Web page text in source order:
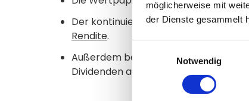
möglicherweise mit
der Dienste gesammelt
Notwendig
Der kontinuierliche Wertanstieg der
Rendite.
Außerdem bekommt jeder Aktionär
Dividenden ausgezahlt.